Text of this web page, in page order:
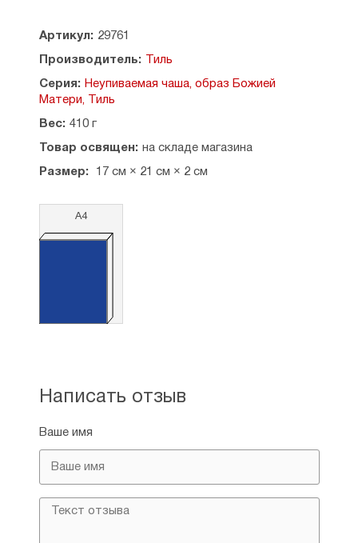
Артикул: 29761
Производитель: Тиль
Серия: Неупиваемая чаша, образ Божией
Матери, Тиль
Вес: 410 г
Товар освящен: на складе магазина
Размер: 17 см × 21 см × 2 см
А4
Написать отзыв
Ваше имя